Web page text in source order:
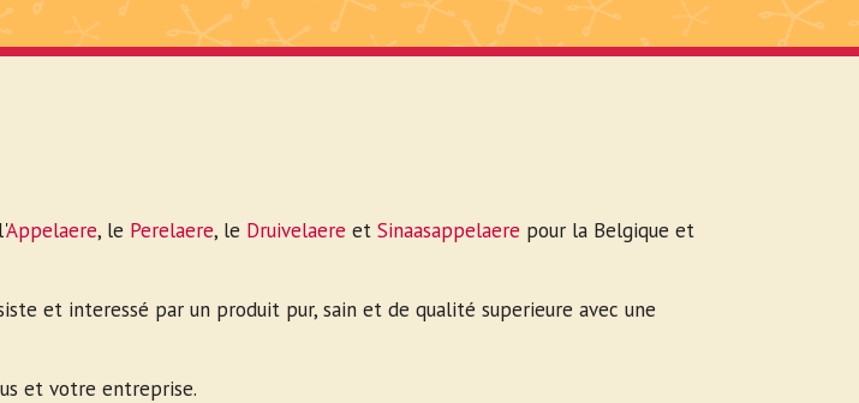
Appelaere, le Perelaere, le Druivelaere et Sinaasappelaere pour la Belgique et
et interessé par un produit pur, sain et de qualité superieure avec une
et votre entreprise.